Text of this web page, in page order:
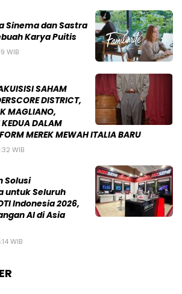
Sinema dan Sastra
Karya Puitis
WIB
SAHAM
DISTRICT,
MAGLIANO,
DALAM
MEREK MEWAH ITALIA BARU
WIB
Solusi
untuk Seluruh
Indonesia 2026,
AI di Asia
WIB